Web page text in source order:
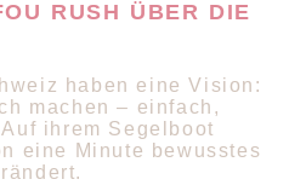
RUSH ÜBER DIE
haben eine Vision:
machen – einfach,
ihrem Segelboot
eine Minute bewusstes